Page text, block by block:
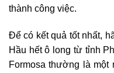
thành công việc.
Để có kết quả tốt nhất,
Hầu hết ô long từ tỉnh
Formosa thường là